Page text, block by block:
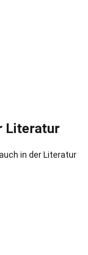
Literatur
in der Literatur